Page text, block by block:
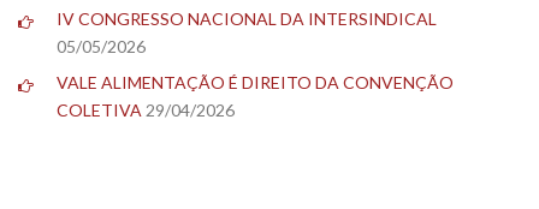
IV CONGRESSO NACIONAL DA INTERSINDICAL
05/05/2026
VALE ALIMENTAÇÃO É DIREITO DA CONVENÇÃO
COLETIVA 29/04/2026